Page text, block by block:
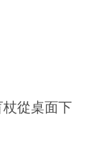
杖從桌面下